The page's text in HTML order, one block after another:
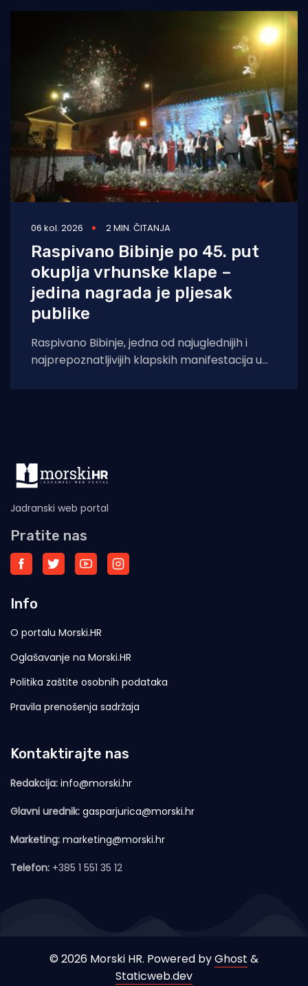
06 kol. 2026 2 MIN. ČITANJA
Raspivano Bibinje po 45. put
okuplja vrhunske klape –
jedina nagrada je pljesak
publike
Raspivano Bibinje, jedna od najuglednijih i
najprepoznatljivijih klapskih manifestacija u
Jadranski web portal
Pratite nas
Info
O portalu Morski.HR
Oglašavanje na Morski.HR
Politika zaštite osobnih podataka
Pravila prenošenja sadržaja
Kontaktirajte nas
Redakcija: info@morski.hr
Glavni urednik: gasparjurica@morski.hr
Marketing: marketing@morski.hr
Telefon: +385 1 551 35 12
© 2026 Morski HR. Powered byGhost &
Staticweb.dev